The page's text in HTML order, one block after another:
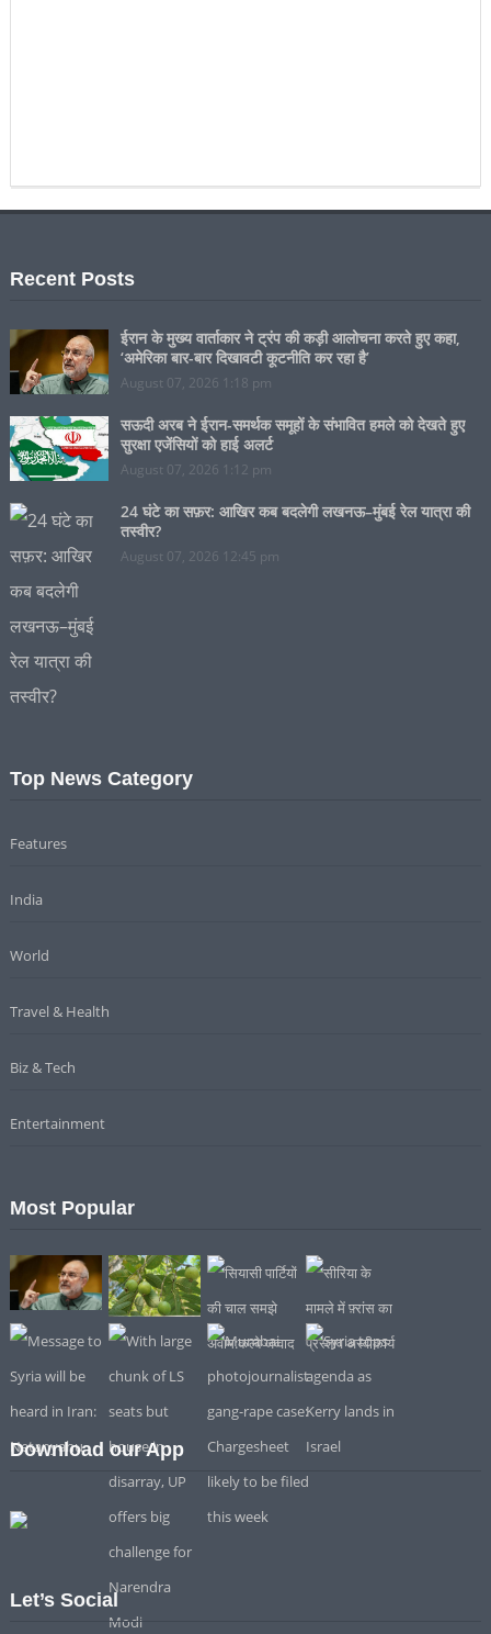
Recent Posts
ईरान के मुख्य वार्ताकार ने ट्रंप की कड़ी आलोचना करते हुए कहा,
‘अमेरिका बार-बार दिखावटी कूटनीति कर रहा है’
August 07, 2026 1:18 pm
सऊदी अरब ने ईरान-समर्थक समूहों के संभावित हमले को देखते हुए
सुरक्षा एजेंसियों को हाई अलर्ट
August 07, 2026 1:12 pm
24 घंटे का सफ़र: आखिर कब बदलेगी लखनऊ–मुंबई रेल यात्रा की
तस्वीर?
August 07, 2026 12:45 pm
Top News Category
Features
India
World
Travel & Health
Biz & Tech
Entertainment
Most Popular
Download our App
Let’s Social